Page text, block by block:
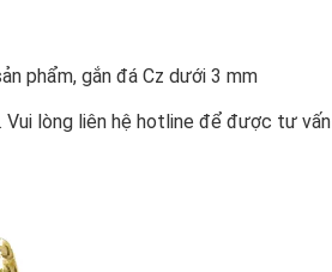
phẩm, gắn đá Cz dưới 3 mm
lòng liên hệ hotline để được tư vấn